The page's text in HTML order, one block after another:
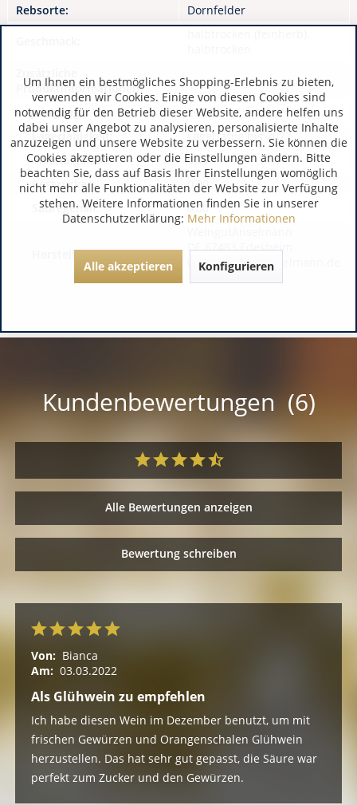
Rebsorte: Dornfelder
Produktinformationen:
Jahrgang:
2023
Lagerfähigkeit:
Lagerfähig bis 2027
Alkoholgehalt:
0,00
Restzucker:
0,00
Säuregehalt:
0,00
Hersteller / Importeur:
DE 67483 Edesheim
www.weingut-anselmann.de
Kundenbewertungen (6)
Alle Bewertungen anzeigen
Bewertung schreiben
Von: Bianca
Am: 03.03.2022
Als Glühwein zu empfehlen
Ich habe diesen Wein im Dezember benutzt, um mit
frischen Gewürzen und Orangenschalen Glühwein
herzustellen. Das hat sehr gut gepasst, die Säure war
perfekt zum Zucker und den Gewürzen.
Um Ihnen ein bestmögliches Shopping-Erlebnis zu bieten,
verwenden wir Cookies. Einige von diesen Cookies sind
notwendig für den Betrieb dieser Website, andere helfen uns
dabei unser Angebot zu analysieren, personalisierte Inhalte
anzuzeigen und unsere Website zu verbessern. Sie können die
Cookies akzeptieren oder die Einstellungen ändern. Bitte
beachten Sie, dass auf Basis Ihrer Einstellungen womöglich
nicht mehr alle Funktionalitäten der Website zur Verfügung
stehen. Weitere Informationen finden Sie in unserer
Datenschutzerklärung: Mehr Informationen
Alle akzeptieren Konfigurieren